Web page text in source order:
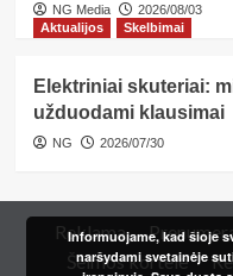
NG Media
2026/08/03
Aktualijos
Skelbimai
Elektriniai skuteriai:
užduodami klausimai
NG 2026/07/30
Reklama
Šeimos kortelė
Informuojame, kad šioje
naršydami svetainėje